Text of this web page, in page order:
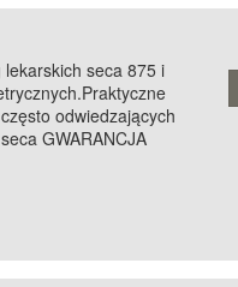
seca 875 i
odwiedzających
GWARANCJA